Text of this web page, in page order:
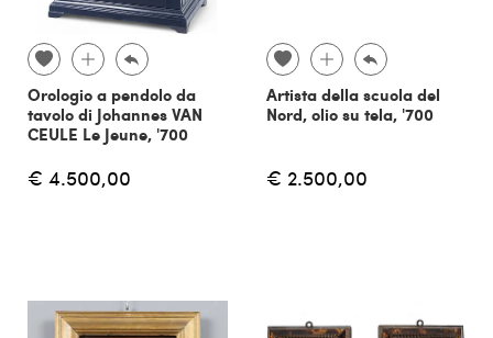
Orologio a pendolo da
tavolo di Johannes VAN
CEULE Le Jeune, '700
€ 4.500,00
Artista della scuola del
Nord, olio su tela, '700
€ 2.500,00